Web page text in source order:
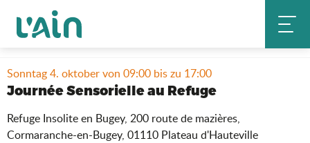
contenu
Startseite
Agenda & Neuheiten
Sonntag 4. oktober von 09:00 bis zu 17:00
Journée Sensorielle au Refuge
Refuge Insolite en Bugey, 200 route de mazières,
Cormaranche-en-Bugey, 01110 Plateau d'Hauteville